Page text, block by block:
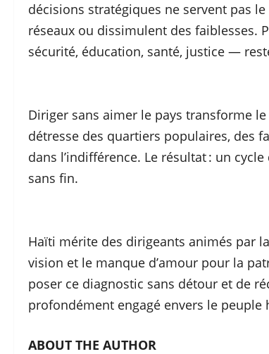
décisions stratégiques ne servent pas
réseaux ou dissimulent des faiblesses.
sécurité, éducation, santé, justice —
Diriger sans aimer le pays transforme
détresse des quartiers populaires, des
dans l’indifférence. Le résultat : un
sans fin.
Haïti mérite des dirigeants animés par
vision et le manque d’amour pour la
poser ce diagnostic sans détour et de
profondément engagé envers le peuple
ABOUT THE AUTHOR